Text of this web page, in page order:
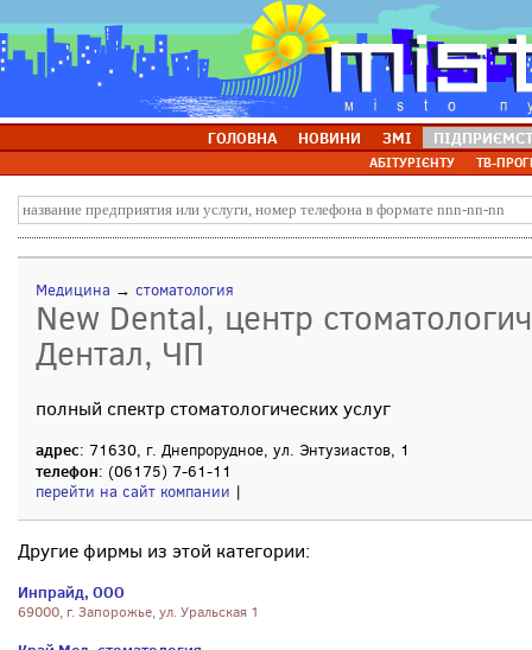
ГОЛОВНА НОВИНИ ЗМІ
АБІТУРІЄНТУ ТВ-
Медицина → стоматология
New Dental, центр
Дентал, ЧП
полный спектр стоматологических услуг
адрес: 71630, г. Днепрорудное, ул. Энтузиастов, 1
телефон: (06175) 7-61-11
перейти на сайт компании |
Другие фирмы из этой категории:
Инпрайд, ООО
69000, г. Запорожье, ул. Уральская 1